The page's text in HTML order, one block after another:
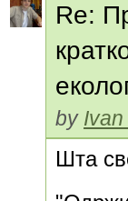
Re:
by
Шта